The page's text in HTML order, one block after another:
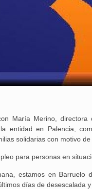
María Merino,
entidad en Palencia,
solidarias con motivo
para personas en
estamos en Barruelo
días de desescalada